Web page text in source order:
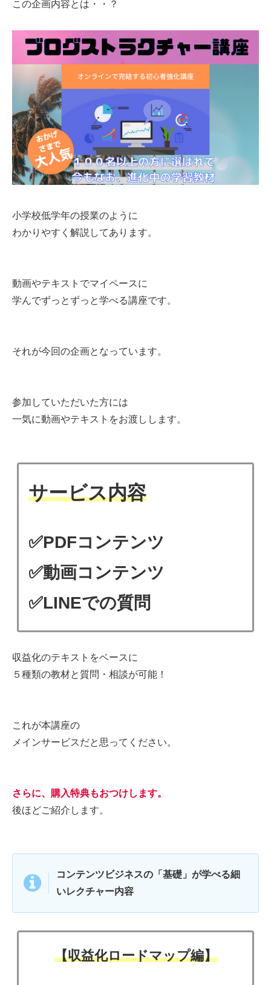
この企画内容とは・・？
小学校低学年の授業のように
わかりやすく解説してあります。
動画やテキストでマイペースに
学んでずっとずっと学べる講座です。
それが今回の企画となっています。
参加していただいた方には
一気に動画やテキストをお渡しします。
サービス内容
✅PDFコンテンツ
✅動画コンテンツ
✅LINEでの質問
収益化のテキストをベースに
５種類の教材と質問・相談が可能！
これが本講座の
メインサービスだと思ってください。
さらに、購入特典もおつけします。
後ほどご紹介します。
コンテンツビジネスの「基礎」が学べる細
いレクチャー内容
【収益化ロードマップ編】